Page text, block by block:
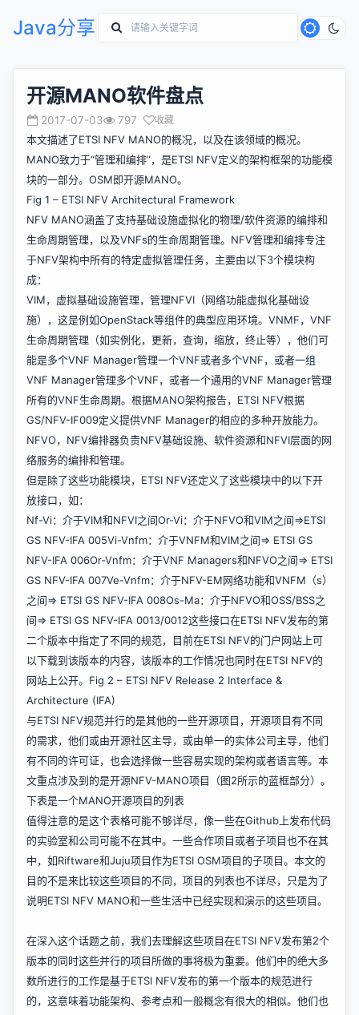
Java分享
开源MANO软件盘点
2017-07-03 797 收藏
本文描述了ETSI NFV MANO的概况，以及在该领域的概况。
MANO致力于“管理和编排”，是ETSI NFV定义的架构框架的功能模
块的一部分。OSM即开源MANO。
Fig 1 – ETSI NFV Architectural Framework
NFV MANO涵盖了支持基础设施虚拟化的物理/软件资源的编排和
生命周期管理，以及VNFs的生命周期管理。NFV管理和编排专注
于NFV架构中所有的特定虚拟管理任务，主要由以下3个模块构
成：
VIM，虚拟基础设施管理，管理NFVI（网络功能虚拟化基础设
施），这是例如OpenStack等组件的典型应用环境。VNMF，VNF
生命周期管理（如实例化，更新，查询，缩放，终止等），他们可
能是多个VNF Manager管理一个VNF或者多个VNF，或者一组
VNF Manager管理多个VNF，或者一个通用的VNF Manager管理
所有的VNF生命周期。根据MANO架构报告，ETSI NFV根据
GS/NFV-IF009定义提供VNF Manager的相应的多种开放能力。
NFVO，NFV编排器负责NFV基础设施、软件资源和NFVI层面的网
络服务的编排和管理。
但是除了这些功能模块，ETSI NFV还定义了这些模块中的以下开
放接口，如：
Nf-Vi：介于VIM和NFVI之间Or-Vi：介于NFVO和VIM之间=>ETSI
GS NFV-IFA 005Vi-Vnfm：介于VNFM和VIM之间=> ETSI GS
NFV-IFA 006Or-Vnfm：介于VNF Managers和NFVO之间=> ETSI
GS NFV-IFA 007Ve-Vnfm：介于NFV-EM网络功能和VNFM（s）
之间=> ETSI GS NFV-IFA 008Os-Ma：介于NFVO和OSS/BSS之
间=> ETSI GS NFV-IFA 0013/0012这些接口在ETSI NFV发布的第
二个版本中指定了不同的规范，目前在ETSI NFV的门户网站上可
以下载到该版本的内容，该版本的工作情况也同时在ETSI NFV的
网站上公开。Fig 2 – ETSI NFV Release 2 Interface &
Architecture (IFA)
与ETSI NFV规范并行的是其他的一些开源项目，开源项目有不同
的需求，他们或由开源社区主导，或由单一的实体公司主导，他们
有不同的许可证，也会选择做一些容易实现的架构或者语言等。本
文重点涉及到的是开源NFV-MANO项目（图2所示的蓝框部分）。
下表是一个MANO开源项目的列表
值得注意的是这个表格可能不够详尽，像一些在Github上发布代码
的实验室和公司可能不在其中。一些合作项目或者子项目也不在其
中，如Riftware和Juju项目作为ETSI OSM项目的子项目。本文的
目的不是来比较这些项目的不同，项目的列表也不详尽，只是为了
说明ETSI NFV MANO和一些生活中已经实现和演示的这些项目。
在深入这个话题之前，我们去理解这些项目在ETSI NFV发布第2个
版本的同时这些并行的项目所做的事将极为重要。他们中的绝大多
数所进行的工作是基于ETSI NFV发布的第一个版本的规范进行
的，这意味着功能架构、参考点和一般概念有很大的相似。他们也